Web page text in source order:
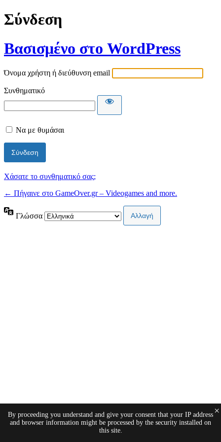
Σύνδεση
Βασισμένο στο WordPress
Όνομα χρήστη ή διεύθυνση email
Συνθηματικό
Να με θυμάσαι
Χάσατε το συνθηματικό σας;
← Πήγαινε στο GameOver.gr – Videogames and more.
Γλώσσα
By proceeding you understand and give your consent that your IP address
and browser information might be processed by the security installed on
this site.
×